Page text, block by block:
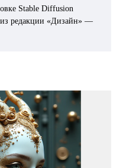
Stable Diffusion
из редакции «Дизайн» —